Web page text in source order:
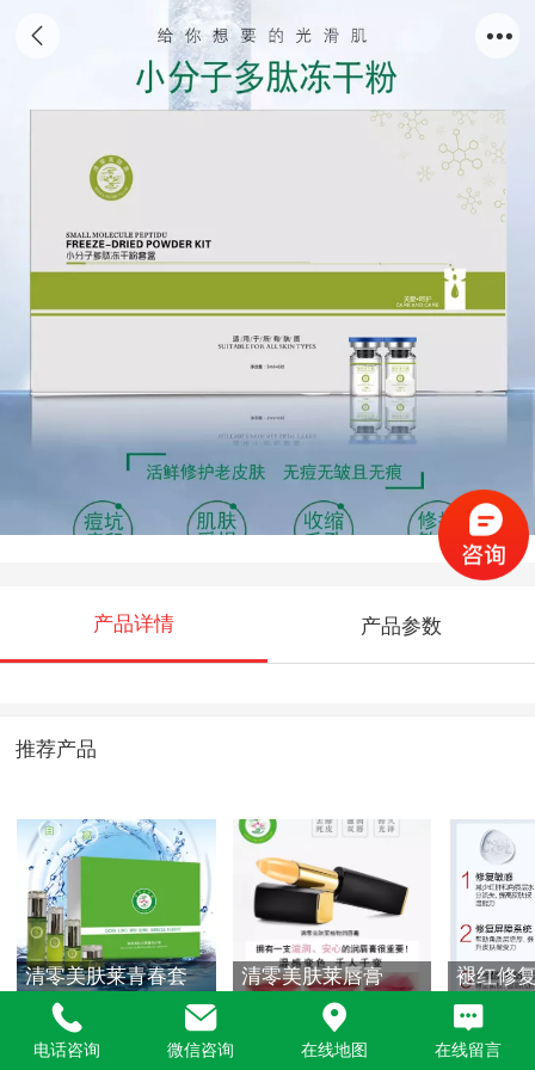
产品详情 产品参数
推荐产品
清零美肤莱青春套 清零美肤莱唇膏 褪红修
电话咨询 微信咨询 在线地图 在线留言